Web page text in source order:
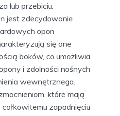
lub przebiciu.
jest zdecydowanie
opon
się one
boków, co umożliwia
i zdolności nośnych
wewnętrznego.
które mają
zapadnięciu